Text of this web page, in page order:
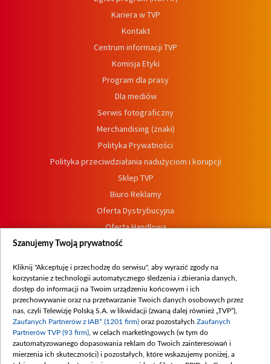
Kariera w TVP
Kontakt
Centrum informacji TVP
Komisja Etyki
Program dla prasy
Dla mediów
Serwis fotograficzny
Merchandising (znaki)
Polityka Prywatności
Polityka przeciwdziałania nadużyciom i korupcji
Sklep TVP
Biuro Reklamy
Oferta Dystrybucyjna
Oferta Handlowa
Dostępność
Procedura zgłoszeń wewnętrznych
Szanujemy Twoją prywatność
Kliknij "Akceptuję i przechodzę do serwisu", aby wyrazić zgody na
korzystanie z technologii automatycznego śledzenia i zbierania danych,
dostęp do informacji na Twoim urządzeniu końcowym i ich
przechowywanie oraz na przetwarzanie Twoich danych osobowych przez
nas, czyli Telewizję Polską S.A. w likwidacji (zwaną dalej również „TVP”),
Zaufanych Partnerów z IAB* (1201 firm) oraz pozostałych Zaufanych
Partnerów TVP (93 firm) , w celach marketingowych (w tym do
zautomatyzowanego dopasowania reklam do Twoich zainteresowań i
mierzenia ich skuteczności) i pozostałych, które wskazujemy poniżej, a